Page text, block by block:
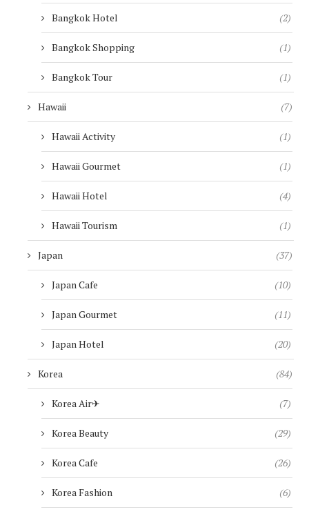
Bangkok Hotel (2)
Bangkok Shopping (1)
Bangkok Tour (1)
Hawaii (7)
Hawaii Activity (1)
Hawaii Gourmet (1)
Hawaii Hotel (4)
Hawaii Tourism (1)
Japan (37)
Japan Cafe (10)
Japan Gourmet (11)
Japan Hotel (20)
Korea (84)
Korea Air✈︎ (7)
Korea Beauty (29)
Korea Cafe (26)
Korea Fashion (6)